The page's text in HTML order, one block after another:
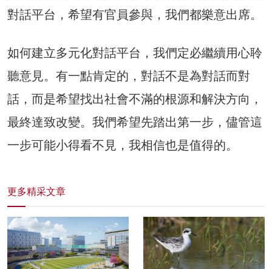
對話平台，希望有官員參與，我們都樂意出席。
如何建立多元化對話平台，我們定必繼續用心聆
聽意見。有一點肯定的，對話不是為對話而對
話，而是希望找出社會不滿的根源和解決方向，
最終達致改變。我們希望先踏出第一步，儘管這
一步可能小得看不見，我相信也是值得的。
更多精采文章